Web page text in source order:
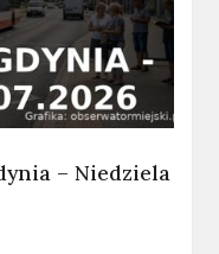
– Niedziela